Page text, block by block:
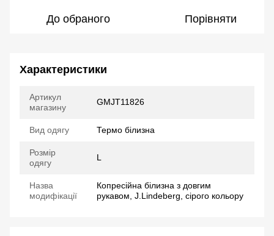
До обраного Порівняти
Характеристики
Артикул
магазину
GMJT11826
Вид одягу Термо білизна
Розмір
одягу
L
Назва
модифікації
Копресійна білизна з довгим
рукавом, J.Lindeberg, сірого кольору